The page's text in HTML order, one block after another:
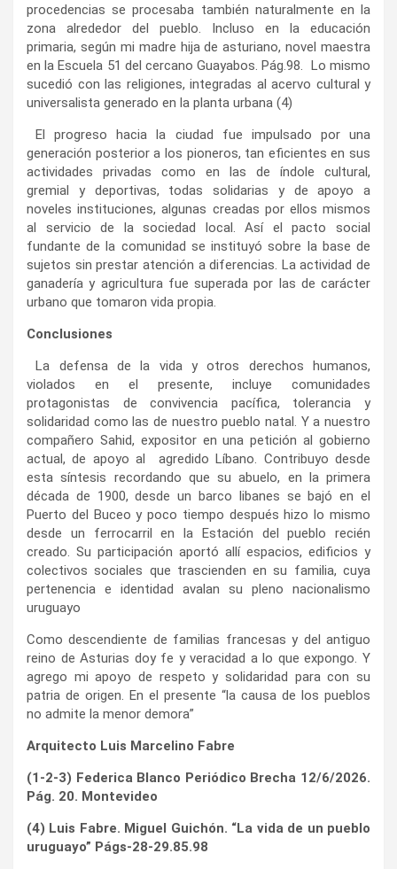
procedencias se procesaba también naturalmente en la
zona alrededor del pueblo. Incluso en la educación
primaria, según mi madre hija de asturiano, novel maestra
en la Escuela 51 del cercano Guayabos. Pág.98. Lo mismo
sucedió con las religiones, integradas al acervo cultural y
universalista generado en la planta urbana (4)
El progreso hacia la ciudad fue impulsado por una
generación posterior a los pioneros, tan eficientes en sus
actividades privadas como en las de índole cultural,
gremial y deportivas, todas solidarias y de apoyo a
noveles instituciones, algunas creadas por ellos mismos
al servicio de la sociedad local. Así el pacto social
fundante de la comunidad se instituyó sobre la base de
sujetos sin prestar atención a diferencias. La actividad de
ganadería y agricultura fue superada por las de carácter
urbano que tomaron vida propia.
Conclusiones
La defensa de la vida y otros derechos humanos,
violados en el presente, incluye comunidades
protagonistas de convivencia pacífica, tolerancia y
solidaridad como las de nuestro pueblo natal. Y a nuestro
compañero Sahid, expositor en una petición al gobierno
actual, de apoyo al agredido Líbano. Contribuyo desde
esta síntesis recordando que su abuelo, en la primera
década de 1900, desde un barco libanes se bajó en el
Puerto del Buceo y poco tiempo después hizo lo mismo
desde un ferrocarril en la Estación del pueblo recién
creado. Su participación aportó allí espacios, edificios y
colectivos sociales que trascienden en su familia, cuya
pertenencia e identidad avalan su pleno nacionalismo
uruguayo
Como descendiente de familias francesas y del antiguo
reino de Asturias doy fe y veracidad a lo que expongo. Y
agrego mi apoyo de respeto y solidaridad para con su
patria de origen. En el presente “la causa de los pueblos
no admite la menor demora”
Arquitecto Luis Marcelino Fabre
(1-2-3) Federica Blanco Periódico Brecha 12/6/2026.
Pág. 20. Montevideo
(4) Luis Fabre. Miguel Guichón. “La vida de un pueblo
uruguayo” Págs-28-29.85.98